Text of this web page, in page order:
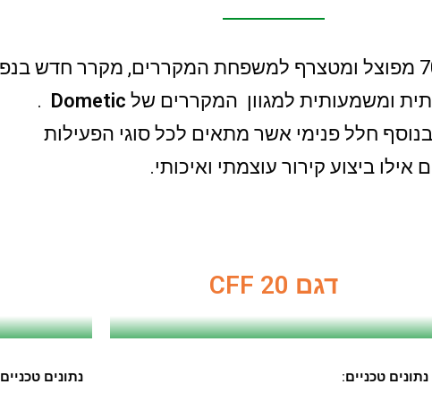
Dometic
.
חלל פנימי אשר מתאים לכל סוגי הפעילות
ביצוע קירור עוצמתי ואיכותי.
דגם CFF 20
נתונים טכניים: נתונים טכניים